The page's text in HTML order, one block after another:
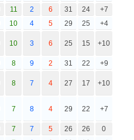
11 2 6 31 24
+7
10 4 5 29 25 +4
10 3 6 25 15 +10
8 9 2 31 22 +9
8 7 4 27 17 +10
7 8 4 29 22 +7
7 7 5 26 26
0